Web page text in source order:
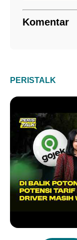
Komentar
PERISTALK